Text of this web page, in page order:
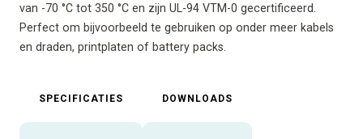
van -70 °C tot 350 °C en zijn UL-94 VTM-0 gecertificeerd.
Perfect om bijvoorbeeld te gebruiken op onder meer kabels
en draden, printplaten of battery packs.
SPECIFICATIES DOWNLOADS